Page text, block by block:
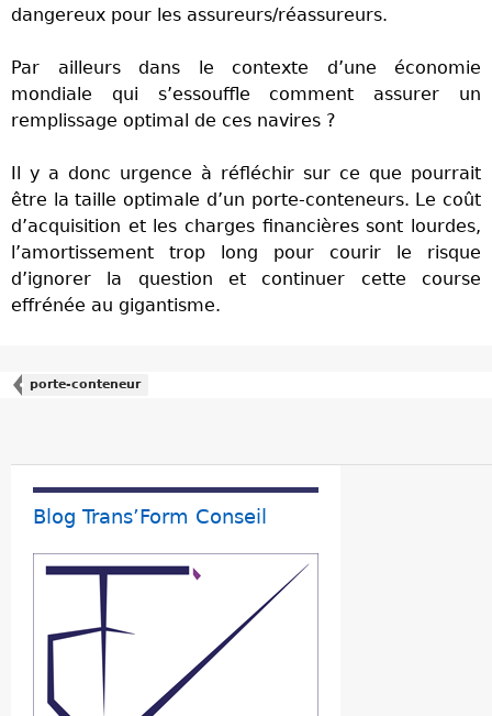
dangereux pour les assureurs/réassureurs.
Par ailleurs dans le contexte d’une économie
mondiale qui s’essouffle comment assurer un
remplissage optimal de ces navires ?
Il y a donc urgence à réfléchir sur ce que pourrait
être la taille optimale d’un porte-conteneurs. Le coût
d’acquisition et les charges financières sont lourdes,
l’amortissement trop long pour courir le risque
d’ignorer la question et continuer cette course
effrénée au gigantisme.
porte-conteneur
Blog Trans’Form Conseil